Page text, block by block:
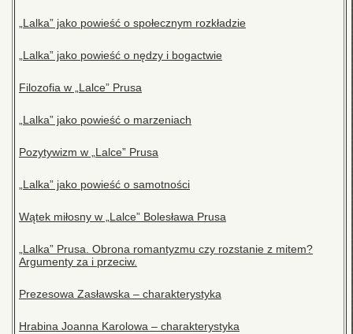
„Lalka” jako powieść o społecznym rozkładzie
„Lalka” jako powieść o nędzy i bogactwie
Filozofia w „Lalce” Prusa
„Lalka” jako powieść o marzeniach
Pozytywizm w „Lalce” Prusa
„Lalka” jako powieść o samotności
Wątek miłosny w „Lalce” Bolesława Prusa
„Lalka” Prusa. Obrona romantyzmu czy rozstanie z mitem?
Argumenty za i przeciw.
Prezesowa Zasławska – charakterystyka
Hrabina Joanna Karolowa – charakterystyka